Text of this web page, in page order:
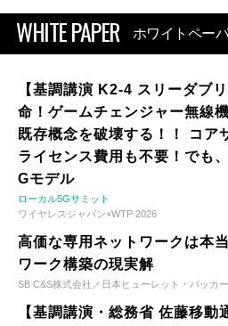
WHITE PAPER ホワイトペー
【基調講演 K2-4 スリーダブ
命！ゲームチェンジャー無線
既存概念を破壊する！！ コア
ライセンス費用も不要！でも
Gモデル
ローカル5Gサミット
ワイヤレスジャパン×WTP 2026
高価な専用ネットワークは本
ワーク構築の現実解
SB C&S株式会社／日本ヒューレット・パッカ
【基調講演・総務省 佐藤移